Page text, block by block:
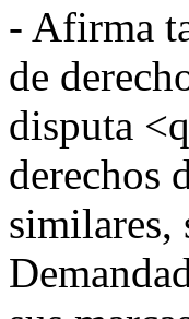
- Afirma
de
disputa
derechos
similares,